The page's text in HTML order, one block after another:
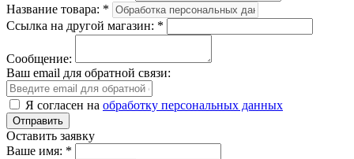
Название товара: *
Ссылка на другой магазин: *
Сообщение:
Ваш email для обратной связи:
Я согласен на обработку персональных данных
Оставить заявку
Ваше имя: *